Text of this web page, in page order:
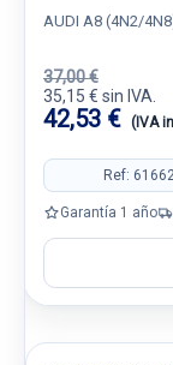
AUDI A8 (4N2/
37,00 €
35,15 € sin IVA.
42,53 € (IVA
Ref:
Garantía 1 año